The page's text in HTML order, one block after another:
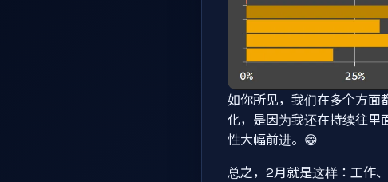
如你所见，我们在多个方
化，是因为我还在持续往里
性大幅前进。😁
总之，2月就是这样：工作